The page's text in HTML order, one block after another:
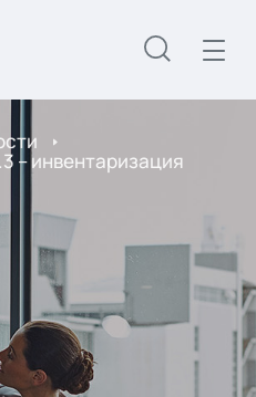
– инвентаризация